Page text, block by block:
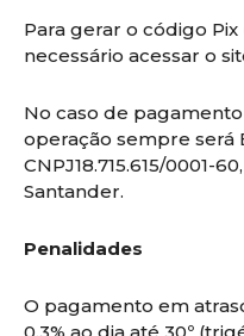
Para gerar o código Pix
necessário acessar o
No caso de
operação sempre será
CNPJ18.715.615/0001-
Santander.
Penalidades
O pagamento em